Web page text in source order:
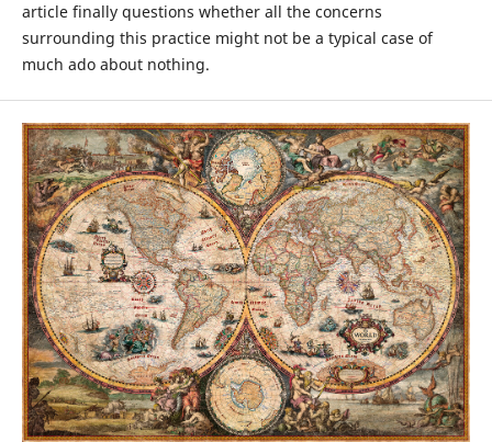
article finally questions whether all the concerns
surrounding this practice might not be a typical case of
much ado about nothing.